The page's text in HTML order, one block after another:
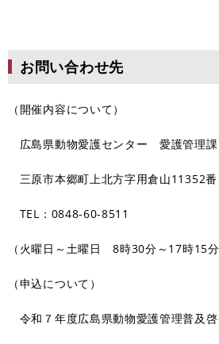
お問い合わせ先
（開催内容について）
広島県動物愛護センター 愛護管理課
三原市本郷町上北方字用倉山11352番
TEL：0848-60-8511
（火曜日～土曜日 8時30分～17時15分
（申込について）
令和７年度広島県動物愛護管理普及